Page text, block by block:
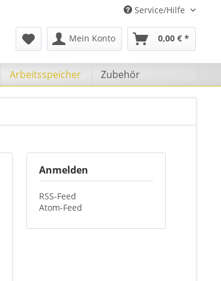
Service/Hilfe
Mein Konto 0,00 € *
Arbeitsspeicher Zubehör
Anmelden
RSS-Feed
Atom-Feed